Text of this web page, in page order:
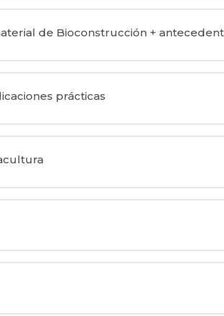
de Bioconstrucción +
prácticas